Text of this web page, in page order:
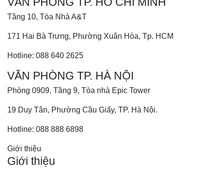
Tầng 10, Tòa Nhà A&T
171 Hai Bà Trưng, Phường Xuân Hòa, Tp. HCM
Hotline: 088 640 2625
VĂN PHÒNG TP. HÀ NỘI
Phòng 0909, Tầng 9, Tòa nhà Epic Tower
19 Duy Tân, Phường Cầu Giấy, TP. Hà Nội.
Hotline: 088 888 6898
Giới thiệu
Giới thiệu